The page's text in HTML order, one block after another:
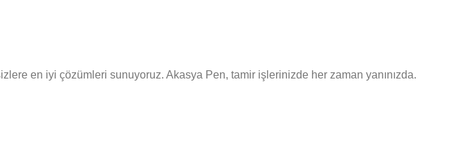
en iyi çözümleri sunuyoruz. Akasya Pen, tamir işlerinizde her zaman yanınızda.